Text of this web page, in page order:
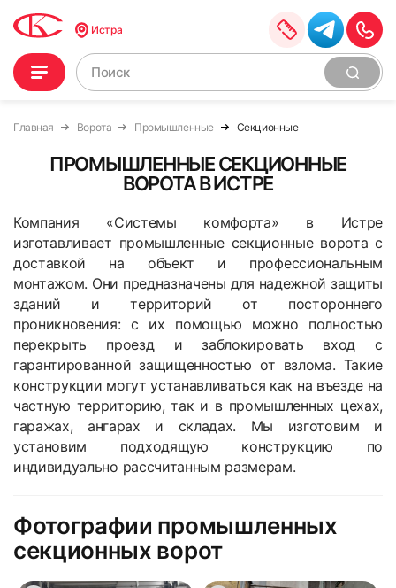
Истра
Главная Ворота Промышленные Секционные
ПРОМЫШЛЕННЫЕ СЕКЦИОННЫЕ
ВОРОТА В ИСТРЕ
Компания «Системы комфорта» в Истре
изготавливает промышленные секционные ворота с
доставкой на объект и профессиональным
монтажом. Они предназначены для надежной защиты
зданий и территорий от постороннего
проникновения: с их помощью можно полностью
перекрыть проезд и заблокировать вход с
гарантированной защищенностью от взлома. Такие
конструкции могут устанавливаться как на въезде на
частную территорию, так и в промышленных цехах,
гаражах, ангарах и складах. Мы изготовим и
установим подходящую конструкцию по
индивидуально рассчитанным размерам.
Фотографии промышленных
секционных ворот